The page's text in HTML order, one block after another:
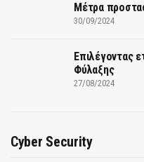
Μέτρα
30/09/2024
Επιλέγοντας
Φύλαξης
27/08/2024
Cyber Security